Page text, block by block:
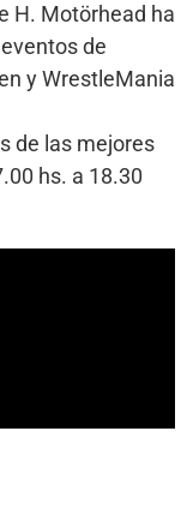
H. Motörhead ha
de
y WrestleMania
de las mejores
hs. a 18.30